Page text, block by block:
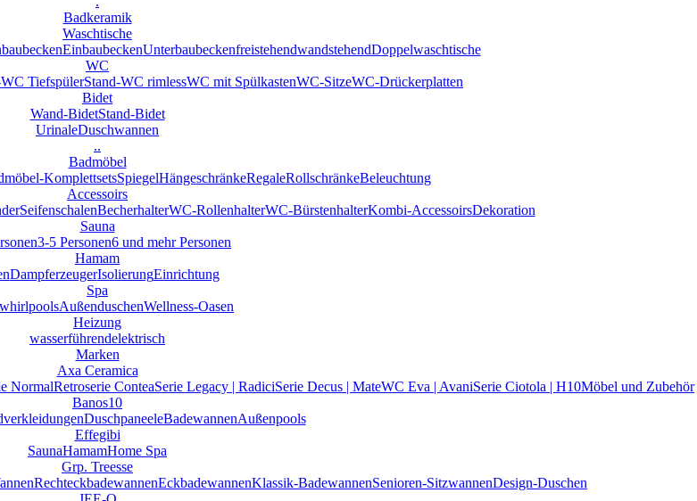
Badkeramik
Waschtische
EinbaubeckenUnterbaubeckenfreistehendwandstehendDoppelwaschtische
WC
TiefspülerStand-WC rimlessWC mit SpülkastenWC-SitzeWC-Drückerplatten
Bidet
Wand-BidetStand-Bidet
UrinaleDuschwannen
..
Badmöbel
KomplettsetsSpiegelHängeschränkeRegaleRollschränkeBeleuchtung
Accessoirs
SeifenschalenBecherhalterWC-RollenhalterWC-BürstenhalterKombi-AccessoirsDekoration
Sauna
3-5 Personen6 und mehr Personen
Hamam
DampferzeugerIsolierungEinrichtung
Spa
AußenduschenWellness-Oasen
Heizung
wasserführendelektrisch
Marken
Axa Ceramica
NormalRetroserie ConteaSerie Legacy | RadiciSerie Decus | MateWC Eva | AvaniSerie Ciotola | H10Möbel und Zubehör
Banos10
DuschpaneeleBadewannenAußenpools
Effegibi
SaunaHamamHome Spa
Grp. Treesse
RechteckbadewannenEckbadewannenKlassik-BadewannenSenioren-SitzwannenDesign-Duschen